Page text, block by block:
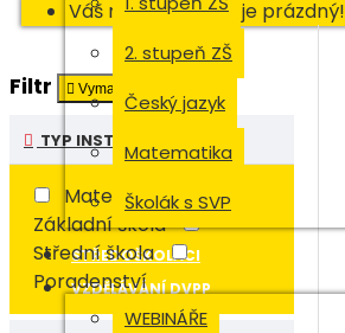
Váš nákupní košík je prázdný!
2. stupeň ZŠ
Český jazyk
Matematika
Školák s SVP
STŘEDOŠKOLÁCI
VZDĚLÁVÁNÍ DVPP
WEBINÁŘE
Filtr Vymazat
TYP INSTITUCE
Mateřská škola
Základní škola
Střední škola
Poradenství